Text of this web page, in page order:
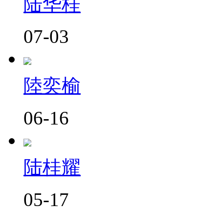
陆华桂
07-03
陸奕榆
06-16
陆桂耀
05-17